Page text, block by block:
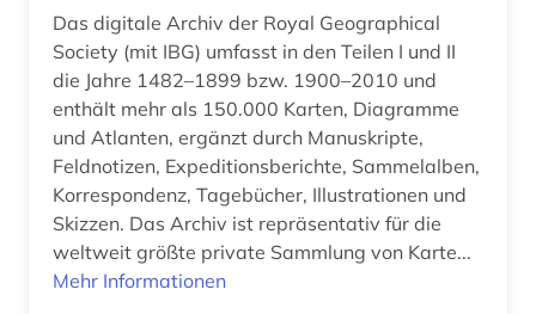
bergbau (1)
bergen (norwegen) (1)
berlin-kreuzberg (1)
berliner mauer (1)
Das digitale Archiv der Royal Geographical
Society (mit IBG) umfasst in den Teilen I und II
die Jahre 1482–1899 bzw. 1900–2010 und
enthält mehr als 150.000 Karten, Diagramme
und Atlanten, ergänzt durch Manuskripte,
Feldnotizen, Expeditionsberichte, Sammelalben,
Korrespondenz, Tagebücher, Illustrationen und
Skizzen. Das Archiv ist repräsentativ für die
weltweit größte private Sammlung von Karte...
Mehr Informationen